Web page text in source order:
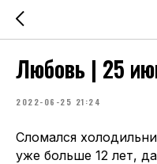
Любовь | 25
2022-06-25 21:24
Сломался
уже больше 12 лет,